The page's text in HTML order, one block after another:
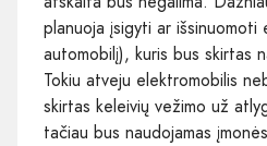
planuoja įsigyti ar išsinuomoti
automobilį), kuris bus skirtas
Tokiu atveju elektromobilis
skirtas keleivių vežimo už
tačiau bus naudojamas